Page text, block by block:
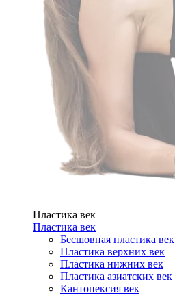
Пластика век
Пластика век
Бесшовная пластика век
Пластика верхних век
Пластика нижних век
Пластика азиатских век
Кантопексия век